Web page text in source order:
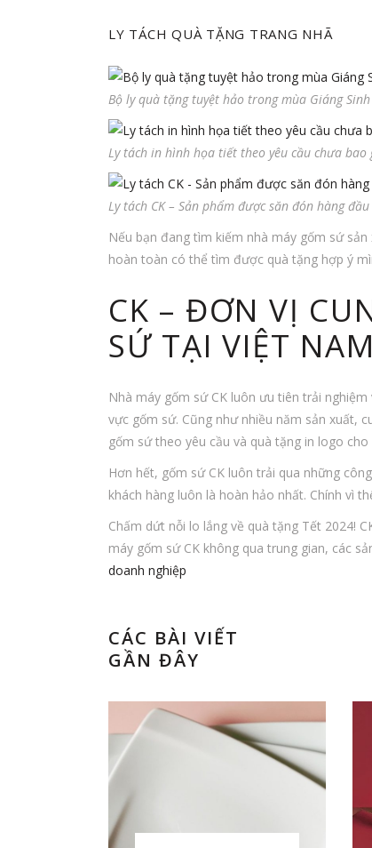
LY TÁCH QUÀ TẶNG TRANG NHÃ
Bộ ly quà tặng tuyệt hảo trong mùa Giáng
Ly tách in hình họa tiết theo yêu cầu chưa
Ly tách CK – Sản phẩm được săn đón hàng
Nếu bạn đang tìm kiếm nhà máy gốm sứ
hoàn toàn có thể tìm được quà tặng hợp ý
CK – ĐƠN VỊ
SỨ TẠI VIỆT NAM
Nhà máy gốm sứ CK luôn ưu tiên trải
vực gốm sứ. Cũng như nhiều năm sản xuất,
gốm sứ theo yêu cầu và quà tặng in logo cho
Hơn hết, gốm sứ CK luôn trải qua những
khách hàng luôn là hoàn hảo nhất. Chính vì
Chấm dứt nỗi lo lắng về quà tặng Tết 2024!
máy gốm sứ CK không qua trung gian, các
doanh nghiệp
CÁC BÀI VIẾT
GẦN ĐÂY